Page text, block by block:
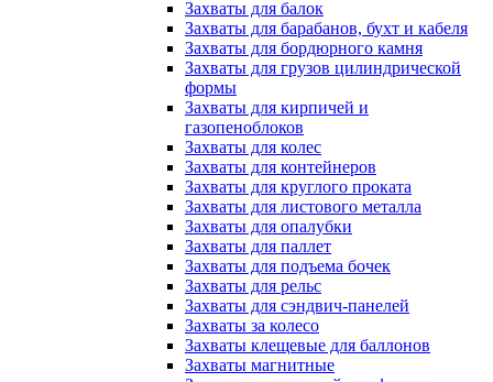
Захваты для балок
Захваты для барабанов, бухт и кабеля
Захваты для бордюрного камня
Захваты для грузов цилиндрической
формы
Захваты для кирпичей и
газопеноблоков
Захваты для колес
Захваты для контейнеров
Захваты для круглого проката
Захваты для листового металла
Захваты для опалубки
Захваты для паллет
Захваты для подъема бочек
Захваты для рельс
Захваты для сэндвич-панелей
Захваты за колесо
Захваты клещевые для баллонов
Захваты магнитные